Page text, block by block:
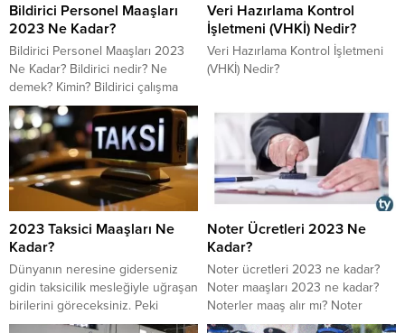
Bildirici Personel Maaşları
2023 Ne Kadar?
Bildirici Personel Maaşları 2023
Ne Kadar? Bildirici nedir? Ne
demek? Kimin? Bildirici çalışma
şartları ve çalışma saatleri 2023
nasıl? Bildirici manav görevlisi,
kasiyer, reyon görevlisi, şarküteri
personeli, kasap personeli ve
mağaza müdürü maaşı 2023 ne
kadar? Bildirici iş ilanları, iş
başvurusu ve personel alımı
2023 nasıl yapılır?
Veri Hazırlama Kontrol
İşletmeni (VHKİ) Nedir?
Veri Hazırlama Kontrol İşletmeni
(VHKİ) Nedir?
2023 Taksici Maaşları Ne
Kadar?
Dünyanın neresine giderseniz
gidin taksicilik mesleğiyle uğraşan
birilerini göreceksiniz. Peki
küresel bir meslek olan taksicilik
Noter Ücretleri 2023 Ne
Kadar?
Noter ücretleri 2023 ne kadar?
Noter maaşları 2023 ne kadar?
Noterler maaş alır mı? Noter
çalışma saatleri 2023 ne zaman?